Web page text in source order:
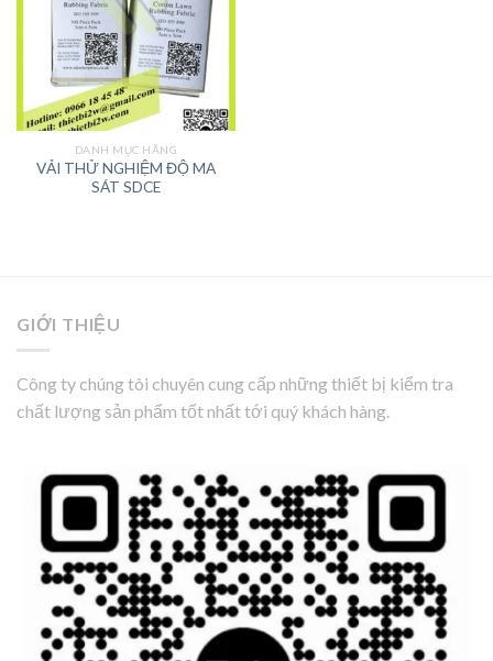
DANH MỤC HÃNG
VẢI THỬ NGHIỆM ĐỘ MA
SÁT SDCE
GIỚI THIỆU
Công ty chúng tôi chuyên cung cấp những thiết bị kiểm tra
chất lượng sản phẩm tốt nhất tới quý khách hàng.